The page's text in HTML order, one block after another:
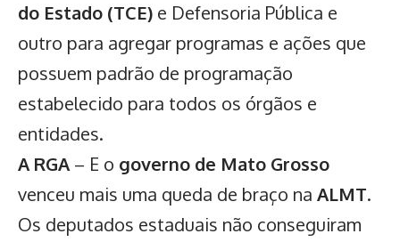
do Estado (TCE) e Defensoria Pública e
outro para agregar programas e ações que
possuem padrão de programação
estabelecido para todos os órgãos e
entidades.
A RGA– E o governo de Mato Grosso
venceu mais uma queda de braço na ALMT.
Os deputados estaduais não conseguiram